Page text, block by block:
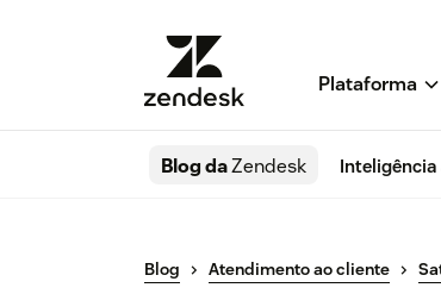
Plataforma
Blog daZendesk
Blog Atendimento ao cliente